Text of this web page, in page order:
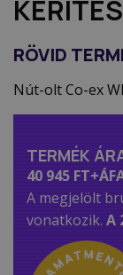
RÖVID
Nút-olt Co-ex
TERMÉK
40 945
A megjelölt
vonatkozik. A